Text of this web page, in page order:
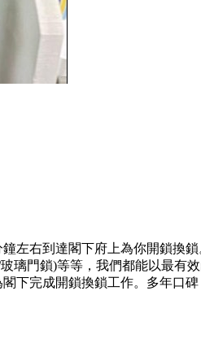
左右到達閣下府上為你開鎖換鎖
璃門鎖)等等，我們都能以最有
下完成開鎖換鎖工作。多年口碑